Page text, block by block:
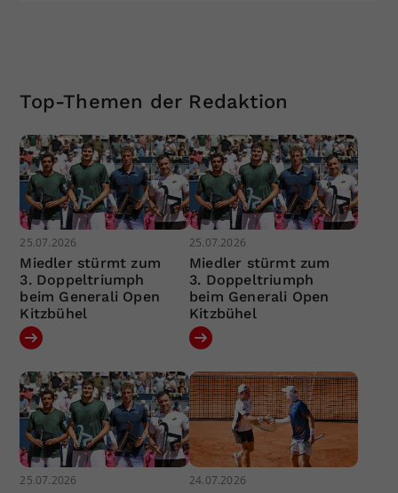
Top-Themen der Redaktion
25.07.2026
Miedler stürmt zum
3. Doppeltriumph
beim Generali Open
Kitzbühel
25.07.2026
Miedler stürmt zum
3. Doppeltriumph
beim Generali Open
Kitzbühel
25.07.2026 24.07.2026